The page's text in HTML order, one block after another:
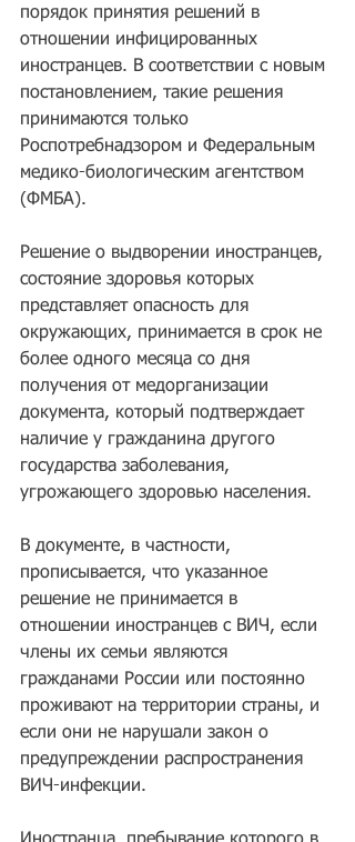
порядок принятия решений в
отношении инфицированных
иностранцев. В соответствии с новым
постановлением, такие решения
принимаются только
Роспотребнадзором и Федеральным
медико-биологическим агентством
(ФМБА).
Решение о выдворении иностранцев,
состояние здоровья которых
представляет опасность для
окружающих, принимается в срок не
более одного месяца со дня
получения от медорганизации
документа, который подтверждает
наличие у гражданина другого
государства заболевания,
угрожающего здоровью населения.
В документе, в частности,
прописывается, что указанное
решение не принимается в
отношении иностранцев с ВИЧ, если
члены их семьи являются
гражданами России или постоянно
проживают на территории страны, и
если они не нарушали закон о
предупреждении распространения
ВИЧ-инфекции.